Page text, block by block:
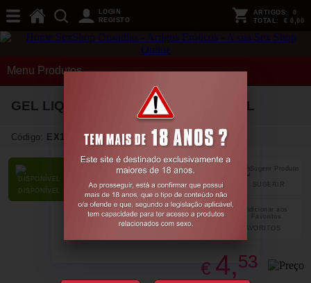
LOGIN
REGISTO
ARTIGOS: 0
TOTAL: € 0,00
Menu Produtos
GEL LIQUID VIBRATOR UNISEXO 2ML
Código: EX13630
DISPONÍVEL
SUGERIR
PARTILHAR
FAVORITOS
€ 4,53